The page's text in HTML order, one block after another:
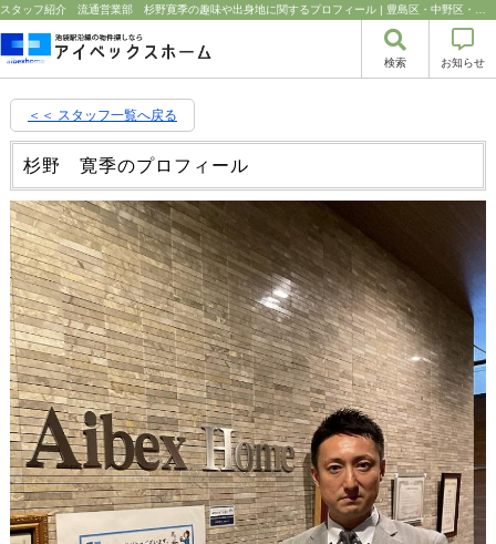
検索 お知らせ
＜＜ スタッフ一覧へ戻る
杉野 寛季のプロフィール